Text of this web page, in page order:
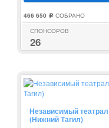
466 650 c СОБРАНО
СПОНСОРОВ
26
Независимый
(Нижний Тагил)